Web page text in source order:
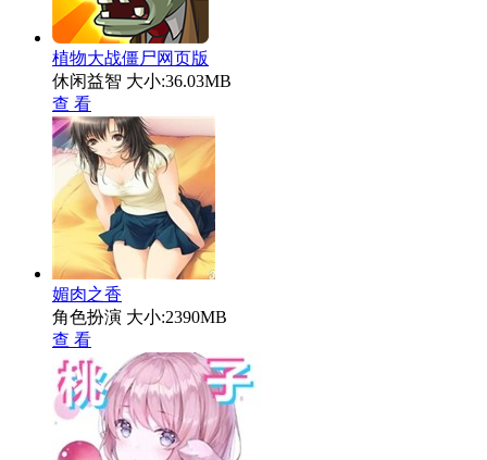
植物大战僵尸网页版
休闲益智 大小:36.03MB
查 看
媚肉之香
角色扮演 大小:2390MB
查 看